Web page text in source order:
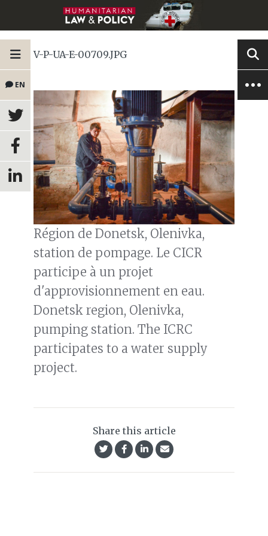
EN
V-P-UA-E-00709.JPG
Région de Donetsk, Olenivka,
station de pompage. Le CICR
participe à un projet
d'approvisionnement en eau.
Donetsk region, Olenivka,
pumping station. The ICRC
participates to a water supply
project.
Share this article